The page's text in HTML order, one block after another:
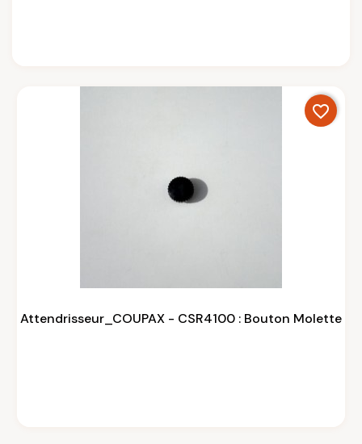
Attendrisseur_COUPAX - CSR4100 : Bouton Molette
favorite_border